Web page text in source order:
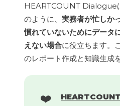
HEARTCOUNT Dialogue
のように、 実務者が忙しか
慣れていないためにデータ
えない場合に役立ちます。
のレポート作成と知識生成
❤️